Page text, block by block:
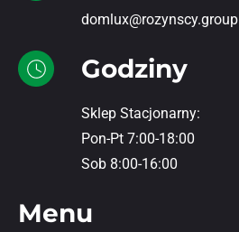
domlux@rozynscy.group
Godziny
Sklep Stacjonarny:
Pon-Pt 7:00-18:00
Sob 8:00-16:00
Menu